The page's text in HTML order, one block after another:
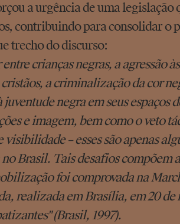
a urgência de uma legislação
contribuindo para consolidar o
trecho do discurso:
entre crianças negras, a
a criminalização da cor
negra em seus espaços
e imagem, bem como o veto
visibilidade – esses são apenas
Brasil. Tais desafios compõem
foi comprovada na
realizada em Brasília, em 20
(Brasil, 1997).